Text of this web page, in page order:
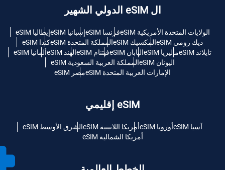
ال eSIM الدولي الشهير
الولايات المتحدة الأمريكية eSIM فرنسا eSIM إسبانيا eSIM
إيطاليا eSIM
ديك رومى eSIM
المكسيك eSIM المملكة المتحدة eSIM
كندا eSIM
تايلاند eSIM
ماليزيا eSIM اليابان eSIM فيتنام eSIM الهند eSIM
ألمانيا eSIM
اليونان eSIM
المملكة العربية السعودية eSIM
الإمارات العربية المتحدة eSIM
مصر eSIM
eSIM إقليمي
آسيا eSIM أوروبا eSIM أمريكا اللاتينية eSIM
الشرق الأوسط eSIM
أمريكا الشمالية eSIM